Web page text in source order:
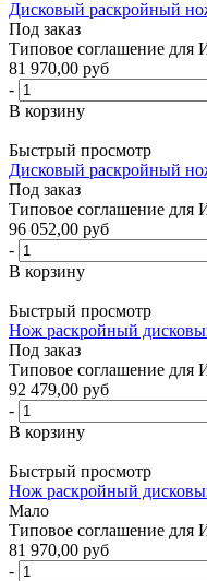
Дисковый раскройный
Под заказ
Типовое соглашение для
81 970,00 руб
-
В корзину
Быстрый просмотр
Дисковый раскройный
Под заказ
Типовое соглашение для
96 052,00 руб
-
В корзину
Быстрый просмотр
Нож раскройный
Под заказ
Типовое соглашение для
92 479,00 руб
-
В корзину
Быстрый просмотр
Нож раскройный
Мало
Типовое соглашение для
81 970,00 руб
-